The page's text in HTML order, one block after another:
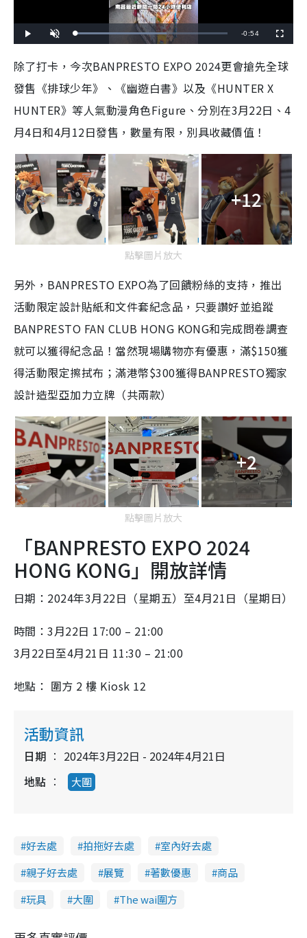
l
n
t
e
L
o
e
d
6
0
0
0
%
R
a
n
g
i
e
-0:54
u
s
c
e
e
除了打卡，今次BANPRESTO EXPO 2024更會搶先全球
發售《排球少年》、《幽遊白書》以及《HUNTER X
HUNTER》等人氣動漫角色Figure、分別在3月22日、4
月4日和4月12日發售，數量有限，別具收藏價值！
+12
點擊圖片放大
另外，BANPRESTO EXPO為了回饋粉絲的支持，推出
活動限定設計貼紙和文件套紀念品，只要讚好並追蹤
BANPRESTO FAN CLUB HONG KONG和完成問卷調查
就可以獲得紀念品！當然現場購物亦有優惠，滿$150獲
得活動限定擦拭布；滿港幣$300獲得BANPRESTO獨家
設計造型亞加力立牌（共兩款）
+2
點擊圖片放大
「BANPRESTO EXPO 2024
HONG KONG」開放詳情
日期：2024年3月22日（星期五）至4月21日（星期日）
時間：3月22日 17:00 – 21:00
3月22日至4月21日 11:30 – 21:00
地點： 圍方 2 樓 Kiosk 12
活動資訊
日期
2024年3月22日 - 2024年4月21日
地點
大圍
好去處 拍拖好去處
室內好去處
親子好去處
展覽 著數優惠
商品
玩具
大圍 The wai圍方